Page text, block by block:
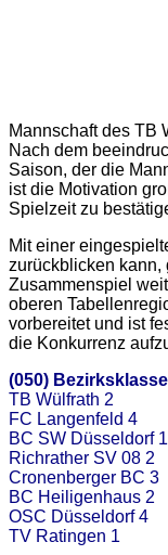
Mannschaft des TB
Nach dem
Saison, der die
ist die Motivation
Spielzeit zu
Mit einer
zurückblicken kann,
Zusammenspiel
oberen
vorbereitet und ist
die Konkurrenz
(050)
TB Wülfrath 2
FC Langenfeld 4
BC SW Düsseldorf 1
Richrather SV 08 2
Cronenberger BC 3
BC Heiligenhaus 2
OSC Düsseldorf 4
TV Ratingen 1